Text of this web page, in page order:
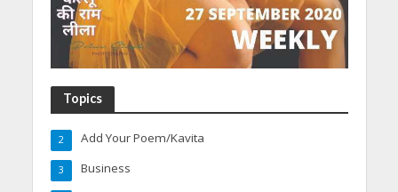
Topics
Add Your Poem/Kavita
2
Business
3